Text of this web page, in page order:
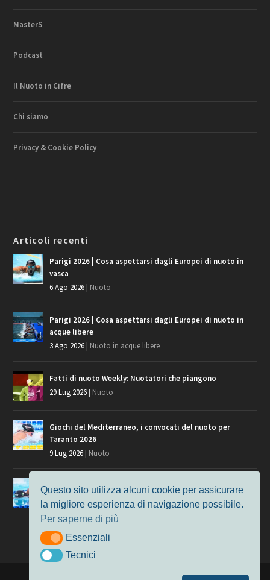
MasterS
Podcast
Il Nuoto in Cifre
Chi siamo
Privacy & Cookie Policy
Articoli recenti
Parigi 2026 | Cosa aspettarsi dagli Europei di nuoto in
vasca
6 Ago 2026| Nuoto
Parigi 2026 | Cosa aspettarsi dagli Europei di nuoto in
acque libere
3 Ago 2026| Nuoto in acque libere
Fatti di nuoto Weekly: Nuotatori che piangono
29 Lug 2026| Nuoto
Giochi del Mediterraneo, i convocati del nuoto per
Taranto 2026
9 Lug 2026| Nuoto
Europei di Nuoto Parigi 2026: fra veterani e giovani, chi
7 Lug 2026
Nuoto
Questo sito utilizza alcuni cookie per assicurare
la migliore esperienza di navigazione possibile.
Per saperne di più
EssenzialiEssenziali
TecniciTecnici